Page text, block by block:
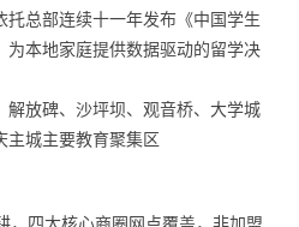
托总部连续十一年发布《中国学生
为本地家庭提供数据驱动的留学决
解放碑、沙坪坝、观音桥、大学城
主城主要教育聚集区